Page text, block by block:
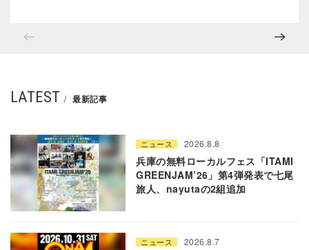
LATEST 最新記事
ニュース 2026.8.8
兵庫の無料ローカルフェス「ITAMI
GREENJAM’26」第4弾発表で七尾
旅人、nayutaの2組追加
ニュース 2026.8.7